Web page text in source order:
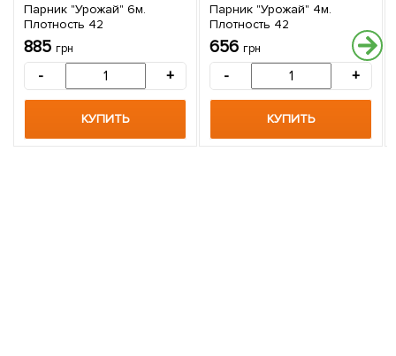
Парник "Урожай" 6м.
Плотность 42
885 грн
- +
КУПИТЬ
Парник "Урожай" 4м.
Плотность 42
656 грн
- +
КУПИТЬ